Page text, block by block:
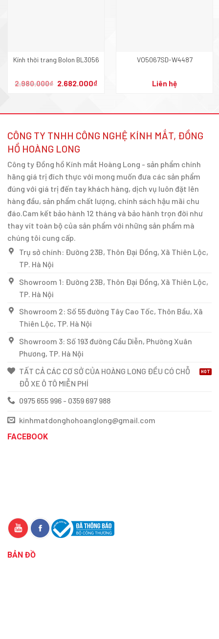
Kính thời trang Bolon BL3056
2.980.000₫ Giá
gốc
2.682.000₫Giá
hiện
VO5067SD-W4487
Liên hệ
CÔNG TY TNHH CÔNG NGHỆ KÍNH MẮT, ĐỒNG
HỒ HOÀNG LONG
Công ty Đồng hồ Kính mắt Hoàng Long - sản phẩm chính
hãng giá trị đích thực với mong muốn đưa các sản phẩm
đúng với giá trị đến tay khách hàng, dịch vụ luôn đặt lên
hàng đầu, sản phẩm chất lượng, chính sách hậu mãi chu
đáo.Cam kết bảo hành 12 tháng và bảo hành trọn đời như
thay vít toàn bộ của sản phẩm với những sản phẩm mà
chúng tôi cung cấp.
Trụ sở chính: Đường 23B, Thôn Đại Đồng, Xã Thiên Lộc,
TP. Hà Nội
Showroom 1: Đường 23B, Thôn Đại Đồng, Xã Thiên Lộc,
TP. Hà Nội
Showroom 2: Số 55 đường Tây Cao Tốc, Thôn Bầu, Xã
Thiên Lộc, TP. Hà Nội
Showroom 3: Số 193 đường Cầu Diễn, Phường Xuân
Phương, TP. Hà Nội
TẤT CẢ CÁC CƠ SỞ CỦA HOÀNG LONG ĐỀU CÓ CHỖ
ĐỖ XE Ô TÔ MIỄN PHÍ
0975 655 996 - 0359 697 988
kinhmatdonghohoanglong@gmail.com
FACEBOOK
BẢN ĐỒ